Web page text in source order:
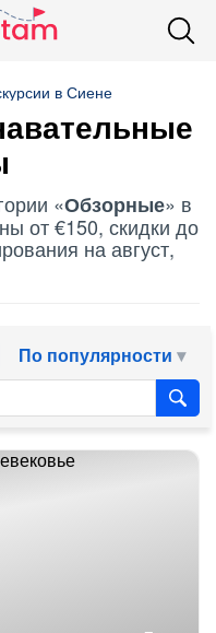
в Сиене
«Обзорные» в
от €150, скидки до
на август,
По популярности